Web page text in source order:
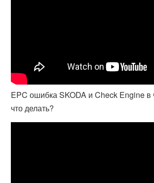
EPC ошибка SKODA и Check Engine в
что делать?